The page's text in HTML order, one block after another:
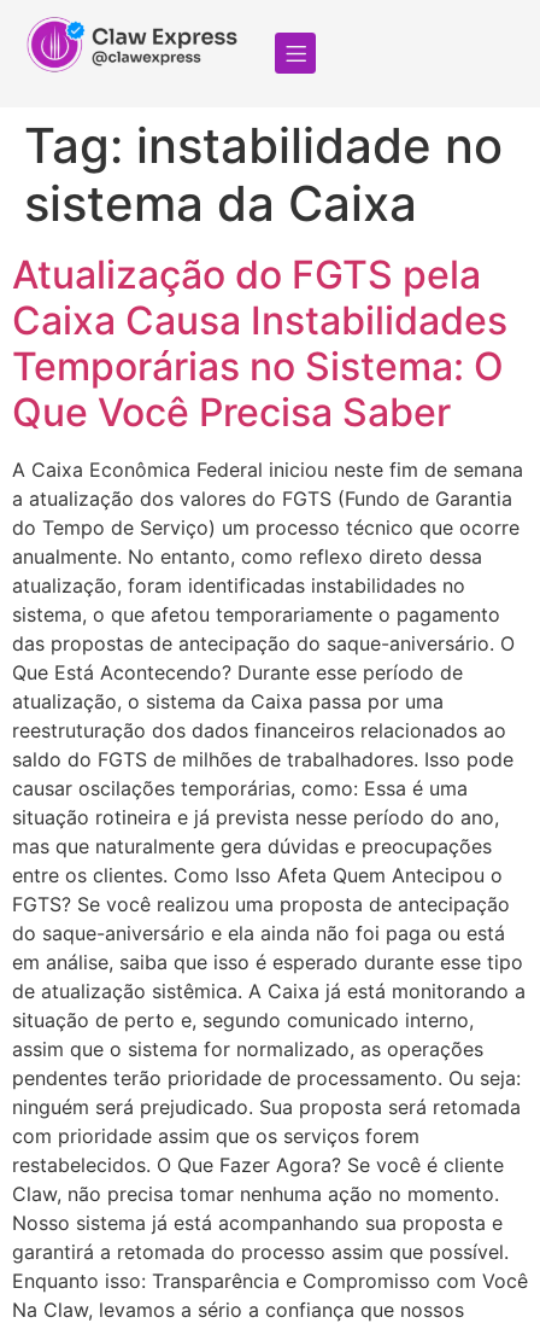
Tag: instabilidade no
sistema da Caixa
Atualização do FGTS pela
Caixa Causa Instabilidades
Temporárias no Sistema: O
Que Você Precisa Saber
A Caixa Econômica Federal iniciou neste fim de semana
a atualização dos valores do FGTS (Fundo de Garantia
do Tempo de Serviço) um processo técnico que ocorre
anualmente. No entanto, como reflexo direto dessa
atualização, foram identificadas instabilidades no
sistema, o que afetou temporariamente o pagamento
das propostas de antecipação do saque-aniversário. O
Que Está Acontecendo? Durante esse período de
atualização, o sistema da Caixa passa por uma
reestruturação dos dados financeiros relacionados ao
saldo do FGTS de milhões de trabalhadores. Isso pode
causar oscilações temporárias, como: Essa é uma
situação rotineira e já prevista nesse período do ano,
mas que naturalmente gera dúvidas e preocupações
entre os clientes. Como Isso Afeta Quem Antecipou o
FGTS? Se você realizou uma proposta de antecipação
do saque-aniversário e ela ainda não foi paga ou está
em análise, saiba que isso é esperado durante esse tipo
de atualização sistêmica. A Caixa já está monitorando a
situação de perto e, segundo comunicado interno,
assim que o sistema for normalizado, as operações
pendentes terão prioridade de processamento. Ou seja:
ninguém será prejudicado. Sua proposta será retomada
com prioridade assim que os serviços forem
restabelecidos. O Que Fazer Agora? Se você é cliente
Claw, não precisa tomar nenhuma ação no momento.
Nosso sistema já está acompanhando sua proposta e
garantirá a retomada do processo assim que possível.
Enquanto isso: Transparência e Compromisso com Você
Na Claw, levamos a sério a confiança que nossos